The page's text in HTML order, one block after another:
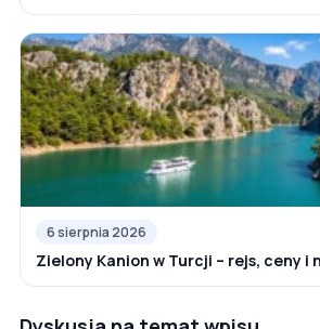
6 sierpnia 2026
Zielony Kanion w Turcji – rejs, ceny i